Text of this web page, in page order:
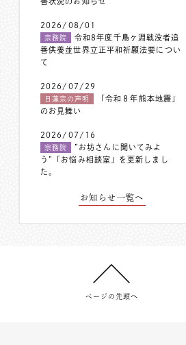
2026/08/01
宗務院
令和8年度千鳥ヶ淵戦没者追
善供養並世界立正平和祈願法要につい
て
2026/07/29
日蓮宗の声明
「令和８年熊本地震」
のお見舞い
2026/07/16
宗務院
”お坊さんに聞いてみよ
う”「お悩み相談室」を更新しまし
た。
お知らせ一覧へ
ページの先頭へ